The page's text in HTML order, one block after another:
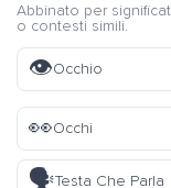
Abbinato per
o contesti simili.
👁️Occhio
👀Occhi
🗣️Testa Che Parla